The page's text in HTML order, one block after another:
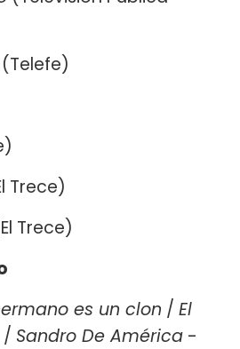
(Telefe)
Trece)
Trece)
es un clon / El
/ Sandro De América -